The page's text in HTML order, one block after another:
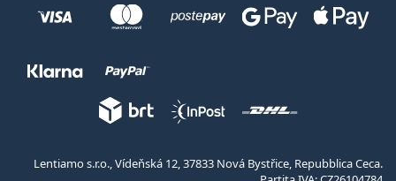
Lentiamo s.r.o., Vídeňská 12, 37833 Nová Bystřice, Repubblica Ceca.